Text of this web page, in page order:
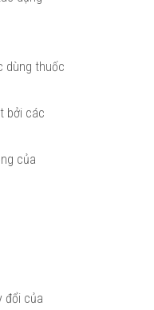
dùng thuốc
bởi các
của
đổi của